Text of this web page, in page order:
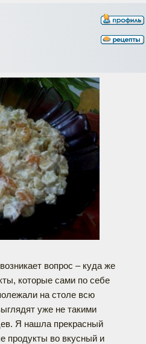
вопрос – куда же
которые сами по себе
на столе всю
уже не такими
Я нашла прекрасный
продукты во вкусный и